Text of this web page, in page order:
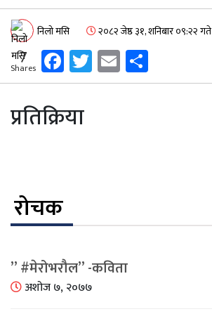
निलो मसि २०८२ जेष्ठ ३१, शनिबार ०९:२२ गते
7
Shares Facebook
Twitter
Email
प्रतिक्रिया
रोचक
” #मेरोभरौल” -कविता
अशोज ७, २०७७